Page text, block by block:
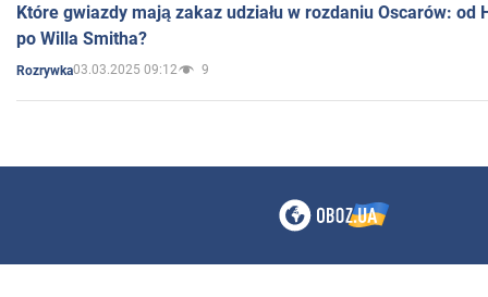
Które gwiazdy mają zakaz udziału w rozdaniu Oscarów: od
po Willa Smitha?
Rozrywka03.03.2025 09:12 9